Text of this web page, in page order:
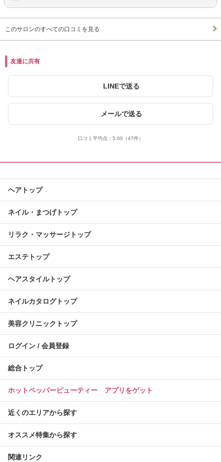
このサロンのすべての口コミを見る
友達に共有
LINEで送る
メールで送る
口コミ平均点： 5.00 （47件）
ヘアトップ
ネイル・まつげトップ
リラク・マッサージトップ
エステトップ
ヘアスタイルトップ
ネイルカタログトップ
美容クリニックトップ
ログイン / 会員登録
総合トップ
ホットペッパービューティー アプリをゲット
近くのエリアから探す
オススメ特集から探す
関連リンク